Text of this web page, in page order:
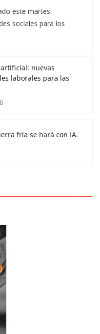
este martes
sociales para los
nuevas
laborales para las
fría se hará con IA.